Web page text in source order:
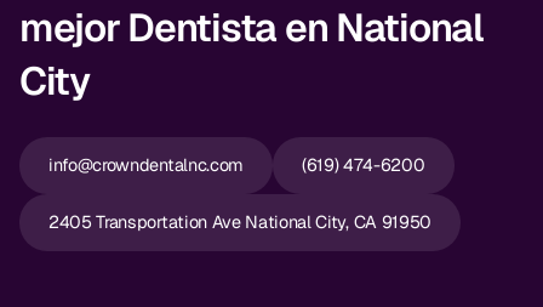
mejor Dentista en National
City
info@crowndentalnc.com (619) 474-6200
2405 Transportation Ave National City, CA 91950